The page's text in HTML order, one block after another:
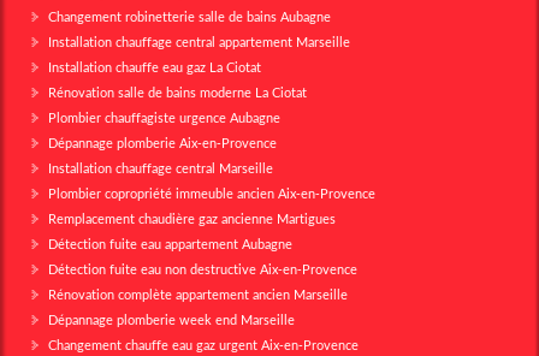
Changement robinetterie salle de bains Aubagne
Installation chauffage central appartement Marseille
Installation chauffe eau gaz La Ciotat
Rénovation salle de bains moderne La Ciotat
Plombier chauffagiste urgence Aubagne
Dépannage plomberie Aix-en-Provence
Installation chauffage central Marseille
Plombier copropriété immeuble ancien Aix-en-Provence
Remplacement chaudière gaz ancienne Martigues
Détection fuite eau appartement Aubagne
Détection fuite eau non destructive Aix-en-Provence
Rénovation complète appartement ancien Marseille
Dépannage plomberie week end Marseille
Changement chauffe eau gaz urgent Aix-en-Provence